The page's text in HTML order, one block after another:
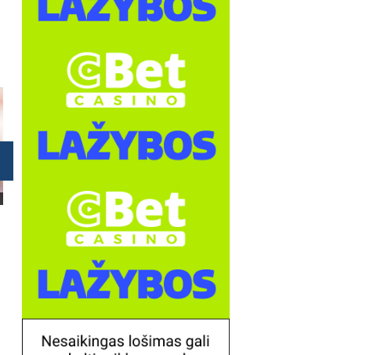
Lietuvos TOP LYGA
„Šiaulių“ sezoną gelbėti
bandys D. Lastauskas(2)